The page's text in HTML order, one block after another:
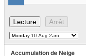
Accumulation de Neige